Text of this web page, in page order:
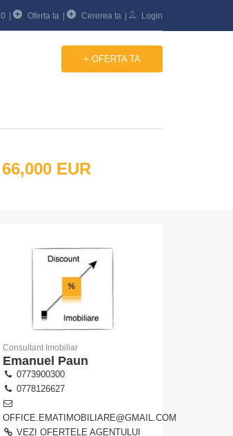
0 Oferta ta Cererea ta Login
+ OFERTA TA
66,000 EUR
Consultant Imobiliar
Emanuel Paun
0773900300
0778126627
OFFICE.EMATIMOBILIARE@GMAIL.COM
VEZI OFERTELE AGENTULUI